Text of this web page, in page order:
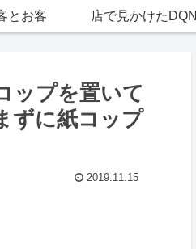
とお客 店で見かけたDQN
ップを置いて
ずに紙コップ
2019.11.15